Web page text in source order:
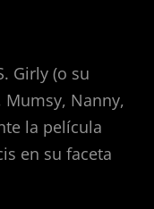
Girly (o su
Nanny,
la película
en su faceta